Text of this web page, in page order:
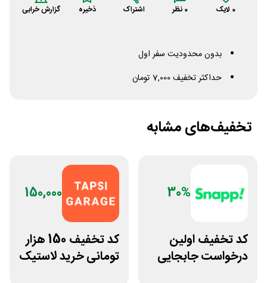
0 لایک 0 نظر اشتراک ذخیره گزارش خرابی
بدون محدودیت سفر اول
حداکثر تخفیف 7,000 تومان
تخفیف‌های مشابه
30%
کد تخفیف اولین
درخواست جابجایی
150,000
کد تخفیف 150 هزار
تومانی خرید لاستیک